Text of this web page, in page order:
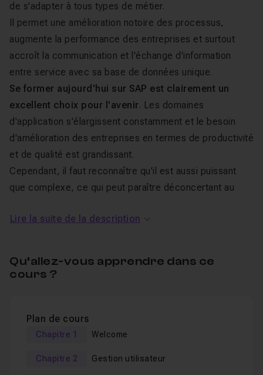
de s'adapter à tous types de métier.
Il permet une amélioration notoire des processus,
augmente la performance des entreprises et surtout
accroît la communication et l'échange d'information
entre service avec sa base de données unique.
Se former aujourd'hui sur SAP est clairement un
excellent choix pour l'avenir. Les domaines
d'application s'élargissent constamment et le besoin
d'amélioration des entreprises en termes de productivité
et de qualité est grandissant.
Cependant, il faut reconnaître qu'il est aussi puissant
que complexe, ce qui peut paraître déconcertant au
Cette formation est centrée surla gestion des rôles et
Pour qui est cette formation ?
ceux qui travaillent sur un ou plusieurs modules SAP en
particulier. En effet, elle va intéresser tout consultant
gestion des rôles et autorisations
Lire la suite de la description
Qu’allez-vous apprendre dans ce
cours ?
Plan de cours
Chapitre 1 Welcome
Chapitre 2 Gestion utilisateur